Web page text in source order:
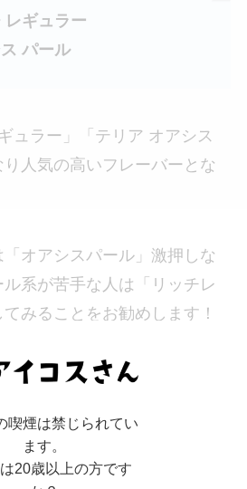
レギュラー
パール
ュラー」「テリア オアシス
人気の高いフレーバーとな
オアシスパール」激押しな
系が苦手な人は「リッチレ
みることをお勧めします！
是非下記記事を参考にして
喫煙は禁じられてい
ます。
20歳以上の方です